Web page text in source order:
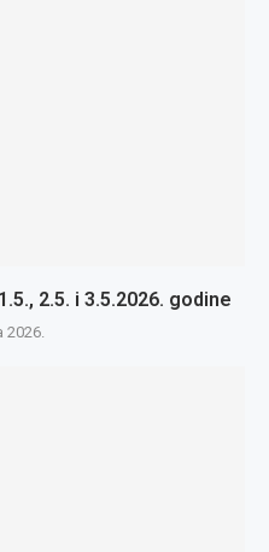
2.5. i 3.5.2026. godine
2026.